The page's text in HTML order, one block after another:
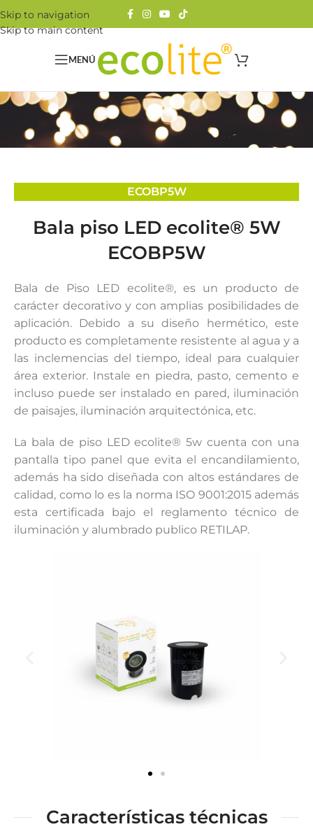
Skip to navigation
Skip to main content
MENÚ
ECOBP5W
Bala piso LED ecolite® 5W
ECOBP5W
Bala de Piso LED ecolite®, es un producto de
carácter decorativo y con amplias posibilidades de
aplicación. Debido a su diseño hermético, este
producto es completamente resistente al agua y a
las inclemencias del tiempo, ideal para cualquier
área exterior. Instale en piedra, pasto, cemento e
incluso puede ser instalado en pared, iluminación
de paisajes, iluminación arquitectónica, etc.
La bala de piso LED ecolite® 5w cuenta con una
pantalla tipo panel que evita el encandilamiento,
además ha sido diseñada con altos estándares de
calidad, como lo es la norma ISO 9001:2015 además
esta certificada bajo el reglamento técnico de
iluminación y alumbrado publico RETILAP.
Características técnicas